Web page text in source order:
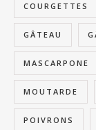
COURGETTES
GÂTEAU
MASCARPONE
MOUTARDE
POIVRONS